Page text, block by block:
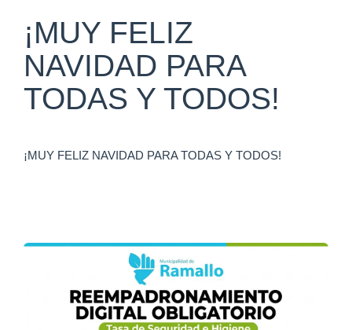
¡MUY FELIZ
NAVIDAD PARA
TODAS Y TODOS!
¡MUY FELIZ NAVIDAD PARA TODAS Y TODOS!